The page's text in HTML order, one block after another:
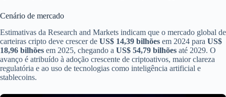
Cenário de mercado
Estimativas da Research and Markets indicam que o mercado global de
carteiras cripto deve crescer de US$ 14,39 bilhões em 2024 para US$
18,96 bilhões em 2025, chegando a US$ 54,79 bilhões até 2029. O
avanço é atribuído à adoção crescente de criptoativos, maior clareza
regulatória e ao uso de tecnologias como inteligência artificial e
stablecoins.